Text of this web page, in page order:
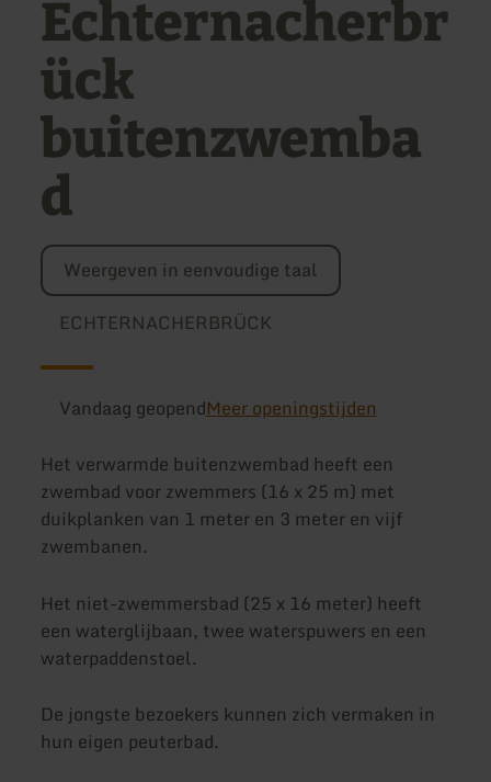
Echternacherbr
ück
buitenzwemba
d
Weergeven in eenvoudige taal
ECHTERNACHERBRÜCK
Vandaag geopendMeer openingstijden
Het verwarmde buitenzwembad heeft een
zwembad voor zwemmers (16 x 25 m) met
duikplanken van 1 meter en 3 meter en vijf
zwembanen.
Het niet-zwemmersbad (25 x 16 meter) heeft
een waterglijbaan, twee waterspuwers en een
waterpaddenstoel.
De jongste bezoekers kunnen zich vermaken in
hun eigen peuterbad.